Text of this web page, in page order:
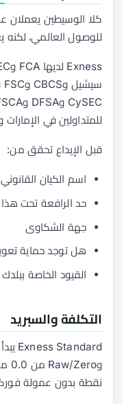
كلا الوسيطين يعملان
للوصول العالمي، لكنه
للمتداولين في الإمارات
قبل الإيداع تحقق من:
اسم الكيان
حد الرافعة تحت هذا
جهة الشكاوى
هل توجد حماية
القيود الخاصة ببلدك
التكلفة والسبريد
نقطة بدون عمولة